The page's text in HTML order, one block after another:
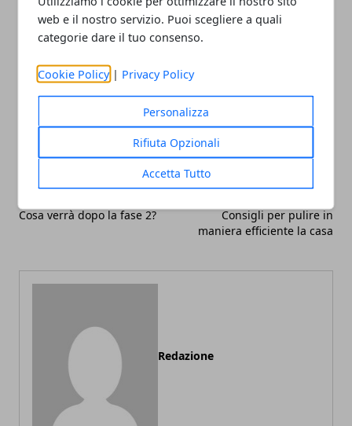
web e il nostro servizio. Puoi scegliere a quali
categorie dare il tuo consenso.
Cookie Policy | Privacy Policy
Personalizza
Rifiuta Opzionali
Accetta Tutto
rispettando le distanze di sicurezza.
Whatsapp
Cosa verrà dopo la fase 2?
Consigli per pulire in
maniera efficiente la casa
Redazione